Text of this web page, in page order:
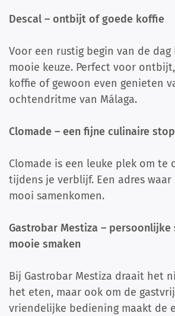
Descal – ontbijt of goede koffie
Voor een rustig begin van de dag
mooie keuze. Perfect voor
koffie of gewoon even genieten
ochtendritme van Málaga.
Clomade – een fijne culinaire stop
Clomade is een leuke plek om te
tijdens je verblijf. Een adres waar
mooi samenkomen.
Gastrobar Mestiza – persoonlijke
mooie smaken
Bij Gastrobar Mestiza draait het
het eten, maar ook om de
vriendelijke bediening maakt de